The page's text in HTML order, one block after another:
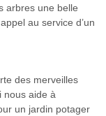
arbres une belle
au service d’un
des merveilles
nous aide à
un jardin potager